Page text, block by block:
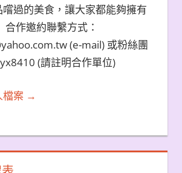
過的美食，讓大家都能夠擁有
合作邀約聯繫方式：
(e-mail) 或粉絲團
(請註明合作單位)
檔案 →